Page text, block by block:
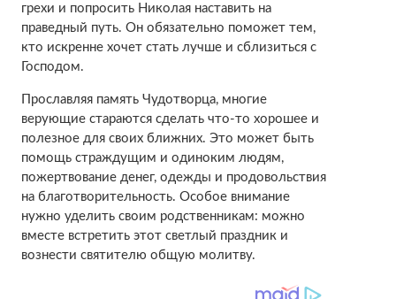
грехи и попросить Николая наставить на
праведный путь. Он обязательно поможет тем,
кто искренне хочет стать лучше и сблизиться с
Господом.
Прославляя память Чудотворца, многие
верующие стараются сделать что-то хорошее и
полезное для своих ближних. Это может быть
помощь страждущим и одиноким людям,
пожертвование денег, одежды и продовольствия
на благотворительность. Особое внимание
нужно уделить своим родственникам: можно
вместе встретить этот светлый праздник и
вознести святителю общую молитву.